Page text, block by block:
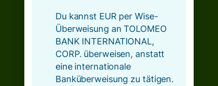
Du kannst EUR per Wise-
Überweisung an TOLOMEO
BANK INTERNATIONAL,
CORP. überweisen, anstatt
eine internationale
Banküberweisung zu tätigen.